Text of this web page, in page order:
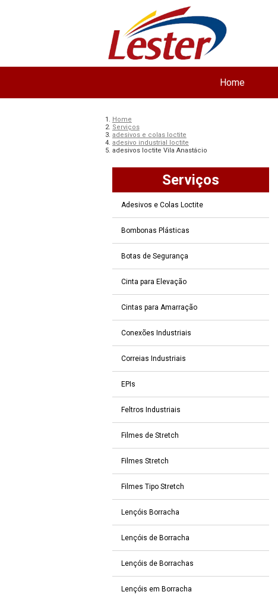
Home
Home
Serviços
adesivos e colas loctite
adesivo industrial loctite
adesivos loctite Vila Anastácio
Serviços
Adesivos e Colas Loctite
Bombonas Plásticas
Botas de Segurança
Cinta para Elevação
Cintas para Amarração
Conexões Industriais
Correias Industriais
EPIs
Feltros Industriais
Filmes de Stretch
Filmes Stretch
Filmes Tipo Stretch
Lençóis Borracha
Lençóis de Borracha
Lençóis de Borrachas
Lençóis em Borracha